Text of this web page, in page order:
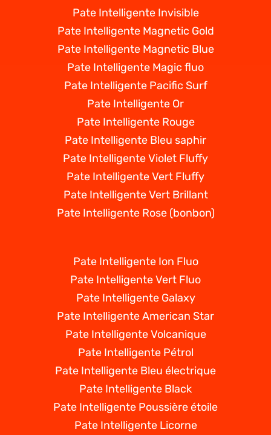
Pate Intelligente Invisible
Pate Intelligente Magnetic Gold
Pate Intelligente Magnetic Blue
Pate Intelligente Magic fluo
Pate Intelligente Pacific Surf
Pate Intelligente Or
Pate Intelligente Rouge
Pate Intelligente Bleu saphir
Pate Intelligente Violet Fluffy
Pate Intelligente Vert Fluffy
Pate Intelligente Vert Brillant
Pate Intelligente Rose (bonbon)
Pate Intelligente Ion Fluo
Pate Intelligente Vert Fluo
Pate Intelligente Galaxy
Pate Intelligente American Star
Pate Intelligente Volcanique
Pate Intelligente Pétrol
Pate Intelligente Bleu électrique
Pate Intelligente Black
Pate Intelligente Poussière étoile
Pate Intelligente Licorne